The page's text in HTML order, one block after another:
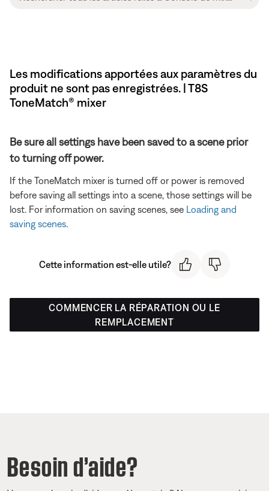
Les modifications apportées aux paramètres du
produit ne sont pas enregistrées. | T8S
ToneMatch® mixer
Be sure all settings have been saved to a scene prior
to turning off power.
If the ToneMatch mixer is turned off or power is removed
before saving all settings into a scene, those settings will be
lost. For information on saving scenes, see Loading and
saving scenes
Cette information est-elle utile?
COMMENCER LA RÉPARATION OU LE
REMPLACEMENT
Besoin d’aide?